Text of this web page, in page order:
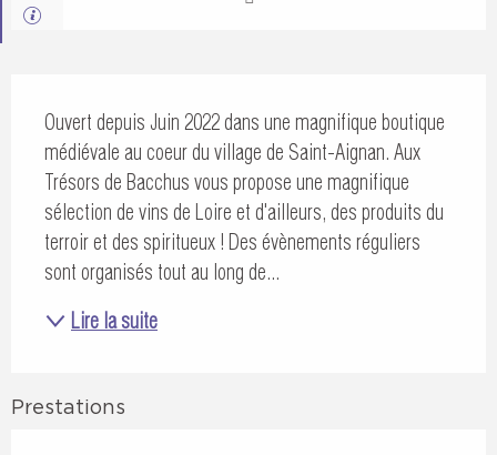
Ouvert depuis Juin 2022 dans une magnifique boutique
médiévale au coeur du village de Saint-Aignan. Aux
Trésors de Bacchus vous propose une magnifique
sélection de vins de Loire et d'ailleurs, des produits du
terroir et des spiritueux ! Des évènements réguliers
sont organisés tout au long de...
Lire la suite
Prestations